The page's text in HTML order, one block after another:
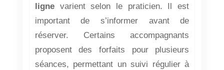
lignevarient selon le praticien. Il est
important de s’informer avant de
réserver. Certains accompagnants
proposent des forfaits pour plusieurs
séances, permettant un suivi régulier à